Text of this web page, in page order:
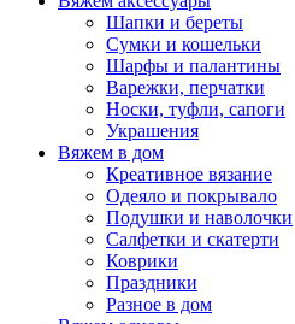
Шапки и береты
Сумки и кошельки
Шарфы и палантины
Варежки, перчатки
Носки, туфли, сапоги
Украшения
Вяжем в дом
Креативное вязание
Одеяло и покрывало
Подушки и наволочки
Салфетки и скатерти
Коврики
Праздники
Разное в дом